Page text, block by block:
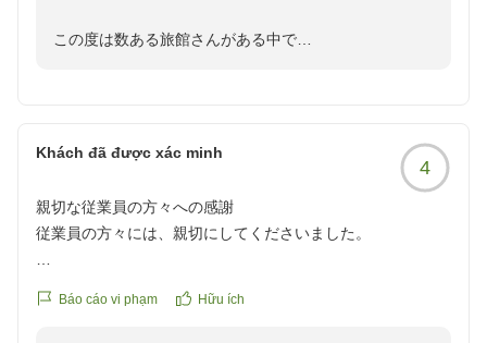
この度は数ある旅館さんがある中で
ご期待に添えず心よりお詫び申し上げます。
お料理の提供内容や献立のバランスなども含め
頂戴したご意見に真摯に向き合って参ります。
お客様の笑顔を想像しながら誠実にお仕事をさせて頂い
Khách đã được xác minh
4
親切な従業員の方々への感謝
従業員の方々には、親切にしてくださいました。
https://review.travel.rakuten.co.jp/hotel/voice/39383?
Báo cáo vi phạm Hữu ích